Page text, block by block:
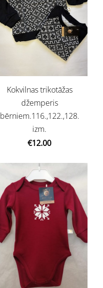
Kokvilnas trikotāžas
džemperis
bērniem.116.,122.,128.
izm.
€12.00